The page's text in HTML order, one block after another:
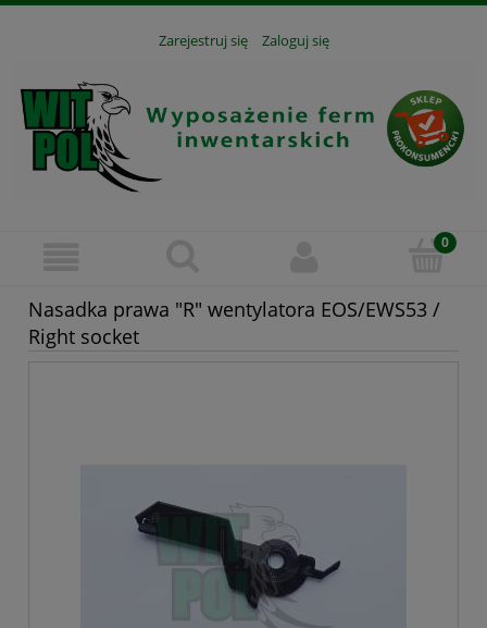
Zarejestruj się Zaloguj się
Nasadka prawa "R" wentylatora EOS/EWS53 /
Right socket